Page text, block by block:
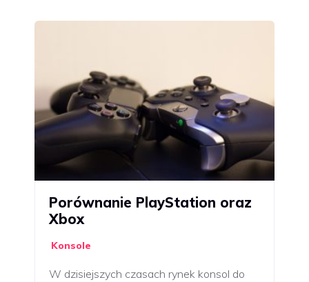
Porównanie PlayStation oraz
Xbox
Konsole
W dzisiejszych czasach rynek konsol do